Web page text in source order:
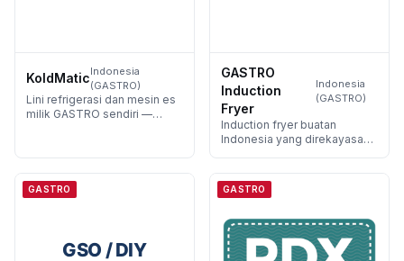
KoldMaticIndonesia
(GASTRO)
Lini refrigerasi dan mesin es
milik GASTRO sendiri —
GASTRO
Induction
Fryer
Indonesia
(GASTRO)
Induction fryer buatan
Indonesia yang direkayasa
GASTRO GASTRO